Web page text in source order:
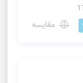
مقایسه